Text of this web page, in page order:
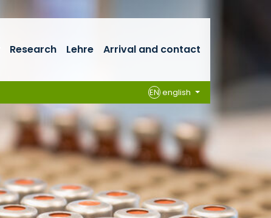
Research Lehre Arrival and contact
EN english